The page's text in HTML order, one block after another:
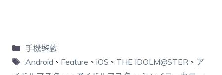
手機遊戲
Android 、 Feature 、 iOS 、 THE IDOLM@STER 、 ア